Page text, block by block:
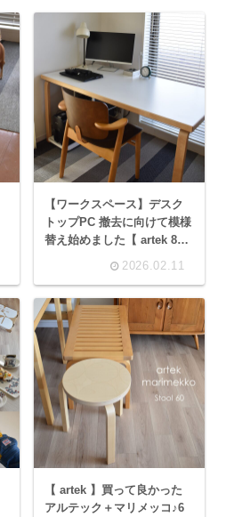
【ワークスペース】デスク
トップPC 撤去に向けて模様
替え始めました【 artek 81A
2026.02.11
【 artek 】買って良かった
アルテック＋マリメッコ♪6